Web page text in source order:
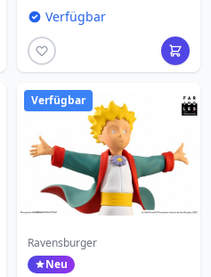
Verfügbar
Verfügbar
Ravensburger
Neu